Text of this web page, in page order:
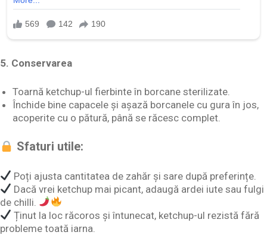
5. Conservarea
Toarnă ketchup-ul fierbinte în borcane sterilizate.
Închide bine capacele și așază borcanele cu gura în jos,
acoperite cu o pătură, până se răcesc complet.
Sfaturi utile:
Poți ajusta cantitatea de zahăr și sare după preferințe.
Dacă vrei ketchup mai picant, adaugă ardei iute sau fulgi
de chilli.
Ținut la loc răcoros și întunecat, ketchup-ul rezistă fără
probleme toată iarna.